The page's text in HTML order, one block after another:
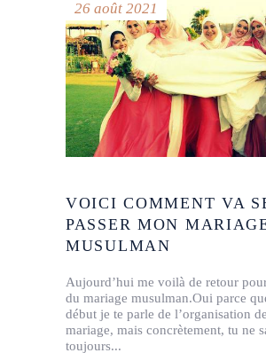
26 août 2021
VOICI COMMENT VA
PASSER MON
MUSULMAN
Aujourd’hui me voilà de retour
du mariage musulman.Oui parce
début je te parle de l’organisation
mariage, mais concrètement, tu ne
toujours